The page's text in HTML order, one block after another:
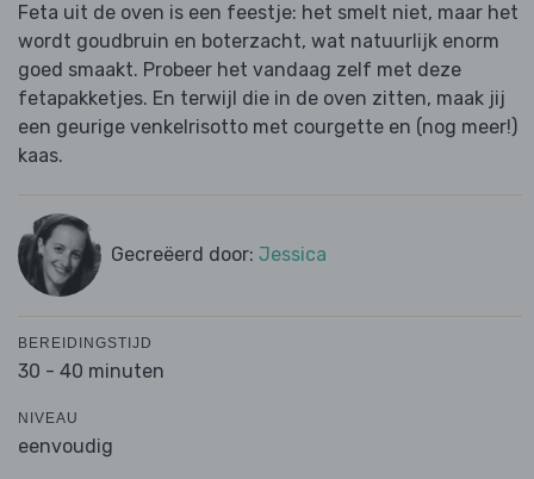
Feta uit de oven is een feestje: het smelt niet, maar het
wordt goudbruin en boterzacht, wat natuurlijk enorm
goed smaakt. Probeer het vandaag zelf met deze
fetapakketjes. En terwijl die in de oven zitten, maak jij
een geurige venkelrisotto met courgette en (nog meer!)
kaas.
Gecreëerd door: Jessica
BEREIDINGSTIJD
30 - 40 minuten
NIVEAU
eenvoudig